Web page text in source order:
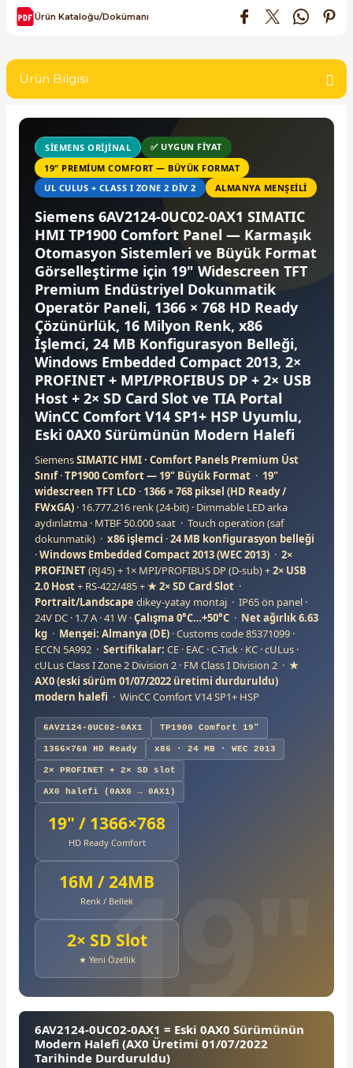
Kesiciler
Şalterleri
Yol Vericiler
Pako Şalterler
SIMATIC SAFETY
SIMOTION Hareket Kontrol Üniteleri
SIRIUS SAFETY
Ürün Kataloğu/Dokümanı
Ürün Bilgisi
SIEMENS ORIJINAL
✅ UYGUN FIYAT
19" PREMIUM COMFORT — BÜYÜK FORMAT
UL CULUS + CLASS I ZONE 2 DIV 2
ALMANYA MENŞEILI
Siemens 6AV2124-0UC02-0AX1 SIMATIC
HMI TP1900 Comfort Panel — Karmaşık
Otomasyon Sistemleri ve Büyük Format
Görselleştirme için 19" Widescreen TFT
Premium Endüstriyel Dokunmatik
Operatör Paneli, 1366 × 768 HD Ready
Çözünürlük, 16 Milyon Renk, x86
İşlemci, 24 MB Konfigurasyon Belleği,
Windows Embedded Compact 2013, 2×
PROFINET + MPI/PROFIBUS DP + 2× USB
Host + 2× SD Card Slot ve TIA Portal
WinCC Comfort V14 SP1+ HSP Uyumlu,
Eski 0AX0 Sürümünün Modern Halefi
SiemensSIMATIC HMI · Comfort Panels Premium Üst
Sınıf·TP1900 Comfort — 19" Büyük Format · 19"
widescreen TFT LCD · 1366 × 768 piksel (HD Ready /
FWxGA) · 16.777.216 renk (24-bit) · Dimmable LED arka
aydınlatma · MTBF 50.000 saat · Touch operation (saf
dokunmatik) · x86 işlemci ·24 MB konfigurasyon belleği
·Windows Embedded Compact 2013 (WEC 2013) · 2×
PROFINET(RJ45) + 1× MPI/PROFIBUS DP (D-sub) +2× USB
2.0 Host+ RS-422/485 +★ 2× SD Card Slot ·
Portrait/Landscape dikey-yatay montaj · IP65 ön panel ·
24V DC · 1.7 A · 41 W ·Çalışma 0°C…+50°C · Net ağırlık 6.63
kg · Menşei: Almanya (DE) · Customs code 85371099 ·
ECCN 5A992 · Sertifikalar: CE · EAC · C-Tick · KC · cULus ·
cULus Class I Zone 2 Division 2 · FM Class I Division 2 · ★
AX0 (eski sürüm 01/07/2022 üretimi durduruldu)
modern halefi · WinCC Comfort V14 SP1+ HSP
6AV2124-0UC02-0AX1 TP1900 Comfort 19"
1366×768 HD Ready x86 · 24 MB · WEC 2013
2× PROFINET + 2× SD slot
AX0 halefi (0AX0 → 0AX1)
19" / 1366×768
HD Ready Comfort
16M / 24MB
Renk / Bellek
2× SD Slot
★ Yeni Özellik
6AV2124-0UC02-0AX1 = Eski 0AX0 Sürümünün
Modern Halefi (AX0 Üretimi 01/07/2022
Tarihinde Durduruldu)